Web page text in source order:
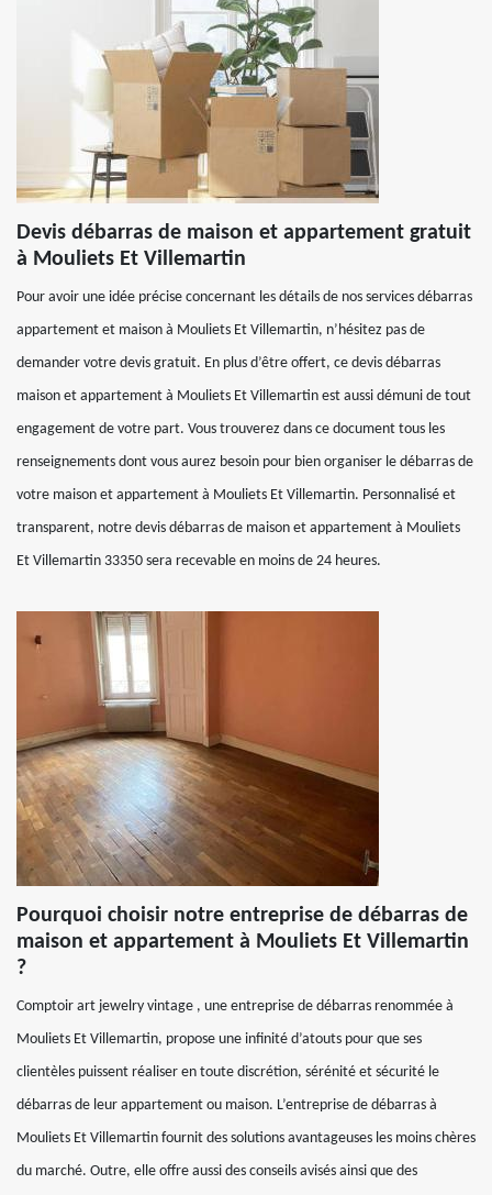
Devis débarras de maison et appartement gratuit
à Mouliets Et Villemartin
Pour avoir une idée précise concernant les détails de nos services débarras
appartement et maison à Mouliets Et Villemartin, n’hésitez pas de
demander votre devis gratuit. En plus d’être offert, ce devis débarras
maison et appartement à Mouliets Et Villemartin est aussi démuni de tout
engagement de votre part. Vous trouverez dans ce document tous les
renseignements dont vous aurez besoin pour bien organiser le débarras de
votre maison et appartement à Mouliets Et Villemartin. Personnalisé et
transparent, notre devis débarras de maison et appartement à Mouliets
Et Villemartin 33350 sera recevable en moins de 24 heures.
Pourquoi choisir notre entreprise de débarras de
maison et appartement à Mouliets Et Villemartin
?
Comptoir art jewelry vintage , une entreprise de débarras renommée à
Mouliets Et Villemartin, propose une infinité d’atouts pour que ses
clientèles puissent réaliser en toute discrétion, sérénité et sécurité le
débarras de leur appartement ou maison. L’entreprise de débarras à
Mouliets Et Villemartin fournit des solutions avantageuses les moins chères
du marché. Outre, elle offre aussi des conseils avisés ainsi que des